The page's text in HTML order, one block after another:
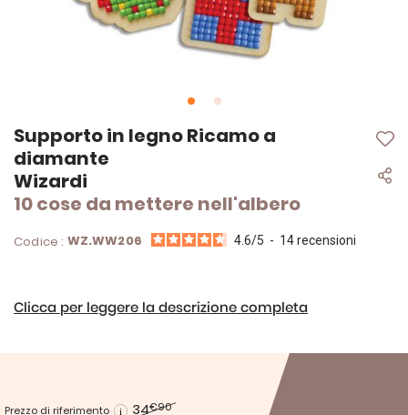
Supporto in legno Ricamo a
diamante
Wizardi
10 cose da mettere nell'albero
Codice : WZ.WW206 4.6/5 - 14recensioni
Clicca per leggere la descrizione completa
Prezzo di riferimento 34€90
Vai
all'inizio
della
galleria
di